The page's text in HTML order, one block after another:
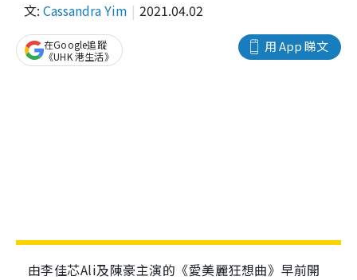
文: Cassandra Yim 2021.04.02
用 App 睇文
在Google追蹤
《UHK 港生活》
由李佳芯Ali及陳豪主演的《愛美麗狂想曲》早前開